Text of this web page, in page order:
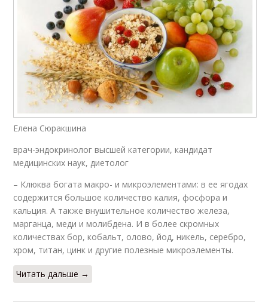
Елена Сюракшина
врач-эндокринолог высшей категории, кандидат
медицинских наук, диетолог
– Клюква богата макро- и микроэлементами: в ее ягодах
содержится большое количество калия, фосфора и
кальция. А также внушительное количество железа,
марганца, меди и молибдена. И в более скромных
количествах бор, кобальт, олово, йод, никель, серебро,
хром, титан, цинк и другие полезные микроэлементы.
Читать дальше →